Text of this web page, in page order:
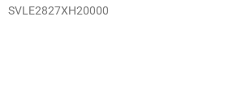
SVLE2827XH20000